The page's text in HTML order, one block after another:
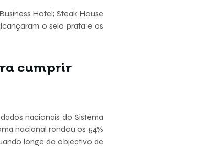
Hotel; Steak House
o selo prata e os
cumprir
nacionais do Sistema
nacional rondou os 54%
longe do objectivo de